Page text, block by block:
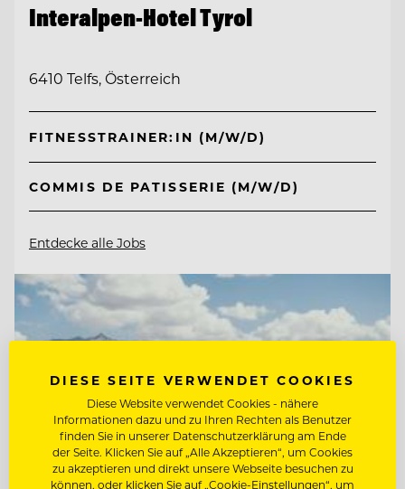
Interalpen-Hotel Tyrol
6410 Telfs, Österreich
FITNESSTRAINER:IN (M/W/D)
COMMIS DE PATISSERIE (M/W/D)
Entdecke alle Jobs
DIESE SEITE VERWENDET COOKIES
Diese Website verwendet Cookies - nähere
Informationen dazu und zu Ihren Rechten als Benutzer
finden Sie in unserer Datenschutzerklärung am Ende
der Seite. Klicken Sie auf „Alle Akzeptieren“, um Cookies
zu akzeptieren und direkt unsere Webseite besuchen zu
können, oder klicken Sie auf „Cookie-Einstellungen“, um